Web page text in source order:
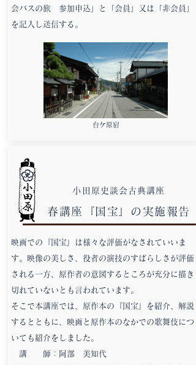
会バスの旅 参加申込」と「会員」又は「非会員」
を記入し送信する。
台ケ原宿
小田原史談会古典講座
春講座『国宝』の実施報告
映画での『国宝』は様々な評価がなされていいま
す。映像の美しさ、役者の演技のすばらしさが評価
される一方、原作者の意図するところが充分に描き
切れていないとも言われています。
そこで本講座では、原作本の『国宝』を紹介、解説
するとともに、映画と原作本のなかでの歌舞伎につ
いても紹介をしました。
講 師：阿部 美知代